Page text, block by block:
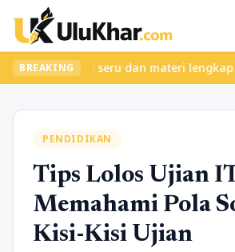
BREAKING
kelas seru dan materi lengkap
PENDIDIKAN
Tips Lolos Ujian
Memahami Pola
Kisi-Kisi Ujian